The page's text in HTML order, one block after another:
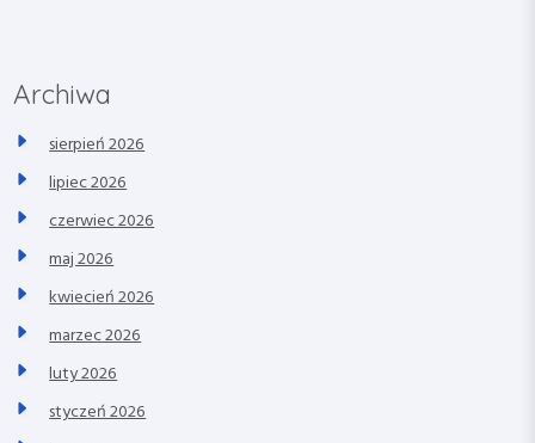
Archiwa
sierpień 2026
lipiec 2026
czerwiec 2026
maj 2026
kwiecień 2026
marzec 2026
luty 2026
styczeń 2026